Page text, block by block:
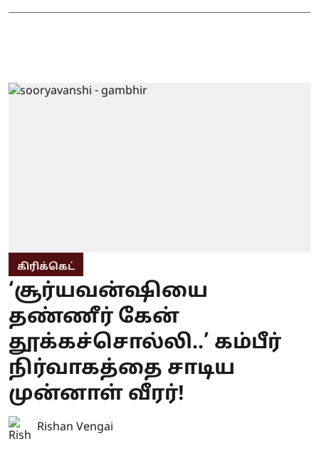
கிரிக்கெட்
‘சூர்யவன்ஷியை
தண்ணீர் கேன்
தூக்கச்சொல்லி..’ கம்பீர்
நிர்வாகத்தை சாடிய
முன்னாள் வீரர்!
Rishan Vengai